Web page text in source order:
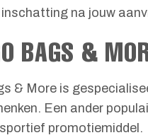
na jouw
BAGS &
& More is
Een ander
promotiemiddel.